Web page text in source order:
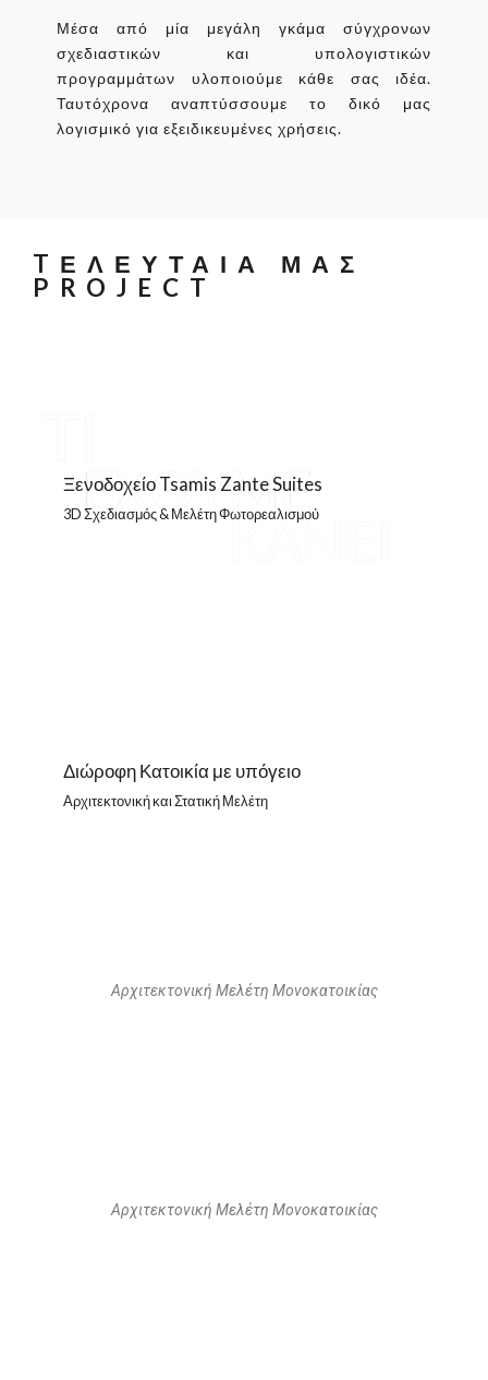
Μέσα από μία μεγάλη γκάμα σύγχρονων
σχεδιαστικών και υπολογιστικών
προγραμμάτων υλοποιούμε κάθε σας ιδέα.
Ταυτόχρονα αναπτύσσουμε το δικό μας
λογισμικό για εξειδικευμένες χρήσεις.
TΕΛΕΥΤΑΙΑ ΜΑΣ
PROJECT
Ξενοδοχείο Tsamis Zante Suites
3D Σχεδιασμός & Μελέτη Φωτορεαλισμού
Διώροφη Κατοικία με υπόγειο
Αρχιτεκτονική και Στατική Μελέτη
Αρχιτεκτονική Μελέτη Μονοκατοικίας
Αρχιτεκτονική Μελέτη Μονοκατοικίας